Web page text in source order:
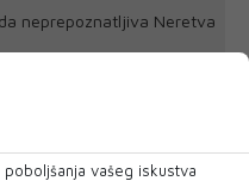
neprepoznatljiva Neretva
vašeg iskustva